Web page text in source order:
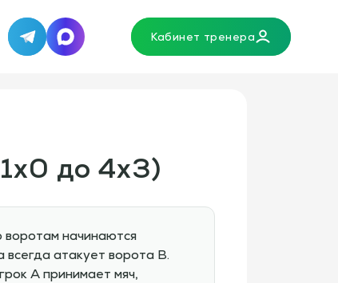
TelegramMAX Кабинет тренера
до 4х3)
воротам начинаются
атакует ворота В.
А принимает мяч,